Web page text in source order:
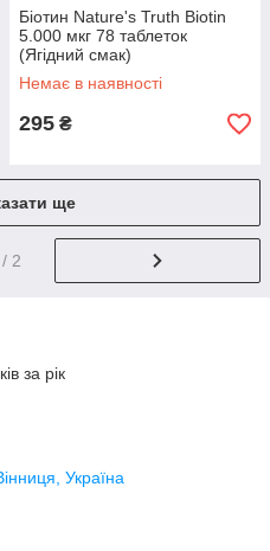
Біотин Nature's Truth Biotin
5.000 мкг 78 таблеток
(Ягідний смак)
Немає в наявності
295 ₴
ще
/ 2
за рік
Україна